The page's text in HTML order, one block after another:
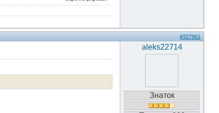
#327961
aleks22714
Знаток